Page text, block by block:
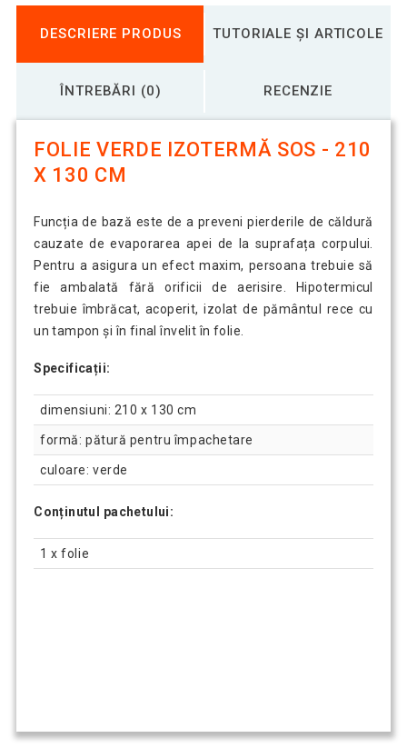
DESCRIERE PRODUS TUTORIALE ȘI ARTICOLE
ÎNTREBĂRI (0) RECENZIE
FOLIE VERDE IZOTERMĂ SOS - 210
X 130 CM
Funcția de bază este de a preveni pierderile de căldură
cauzate de evaporarea apei de la suprafața corpului.
Pentru a asigura un efect maxim, persoana trebuie să
fie ambalată fără orificii de aerisire. Hipotermicul
trebuie îmbrăcat, acoperit, izolat de pământul rece cu
un tampon și în final învelit în folie.
Specificații:
dimensiuni: 210 x 130 cm
formă: pătură pentru împachetare
culoare: verde
Conținutul pachetului:
1 x folie